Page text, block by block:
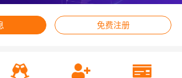
免费注册